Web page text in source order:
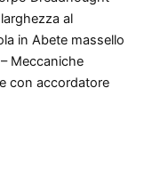
al
in Abete massello
Meccaniche
con accordatore